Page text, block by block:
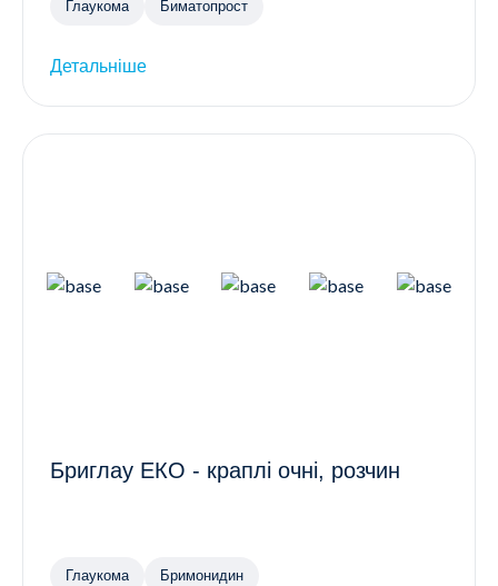
Глаукома Биматопрост
Детальніше
Бриглау ЕКО - краплі очні, розчин
Глаукома Бримонидин